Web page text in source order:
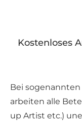
Kostenloses
Bei sogenannten
arbeiten alle
up Artist etc.)